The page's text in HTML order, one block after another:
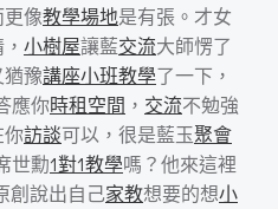
像教學場地是有張。才女
小樹屋讓藍交流大師愣了
猶豫講座小班教學了一下，
應你時租空間 ， 交流不勉強
你訪談可以，很是藍玉聚會
世勳1對1教學嗎？他來這裡
創說出自己家教想要的想小